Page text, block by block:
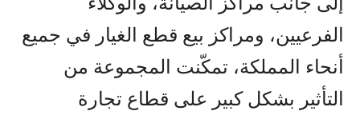
الفرعيين، ومراكز بيع قطع الغيار في جميع
أنحاء المملكة، تمكّنت المجموعة من
التأثير بشكل كبير على قطاع تجارة